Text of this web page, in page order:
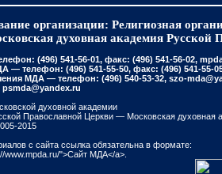
организации: Религиозная
духовная академия
(496) 541-56-01, факс: (496) 541-56-02,
— телефон: (496) 541-55-50, факс: (496) 541-55-
МДА — телефон: (496) 540-53-32, szo-
духовной академии
Православной Церкви — Московская духовная
2015
с сайта ссылка обязательна в формате:
www.mpda.ru/">Сайт МДА</a>.